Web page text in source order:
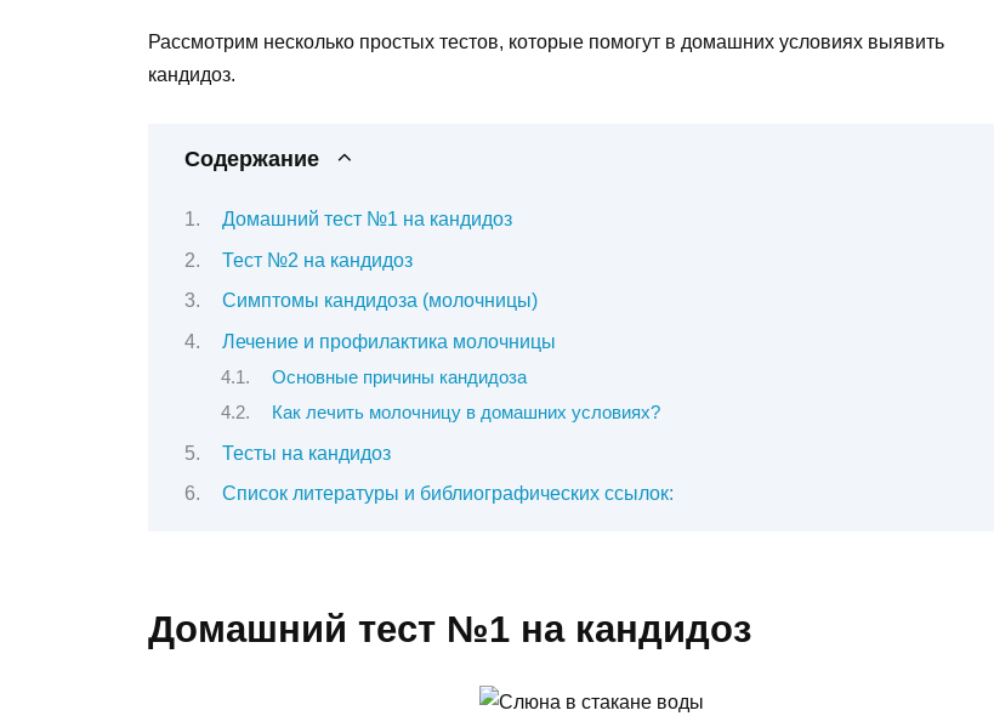
Рассмотрим несколько простых тестов, которые помогут в домашних условиях выявить
кандидоз.
Содержание
Домашний тест №1 на кандидоз
Тест №2 на кандидоз
Симптомы кандидоза (молочницы)
Лечение и профилактика молочницы
Основные причины кандидоза
Как лечить молочницу в домашних условиях?
Тесты на кандидоз
Список литературы и библиографических ссылок:
Домашний тест №1 на кандидоз